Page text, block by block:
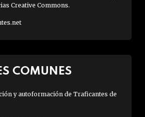
Creative Commons.
COMUNES
y autoformación de Traficantes de